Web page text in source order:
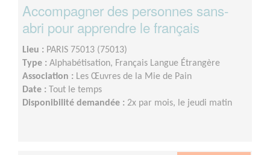
Accompagner des personnes sans-
abri pour apprendre le français
Lieu : PARIS 75013 (75013)
Type : Alphabétisation, Français Langue Étrangère
Association : Les Œuvres de la Mie de Pain
Date : Tout le temps
Disponibilité demandée : 2x par mois, le jeudi matin